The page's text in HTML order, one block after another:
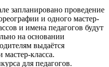
запланировано проведение
и одного мастер-
и имена педагогов будут
на основании
выдаётся
класса.
для педагогов.